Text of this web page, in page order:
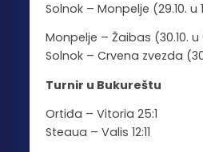
Solnok – Monpelje (29.10. u
Monpelje – Žaibas (30.10. u
Solnok – Crvena zvezda
Turnir u Bukureštu
Ortiđa – Vitoria 25:1
Steaua – Valis 12:11